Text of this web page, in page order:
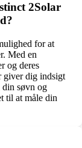
2Solar
for at
Med en
og deres
giver dig indsigt
søvn og
til at måle din